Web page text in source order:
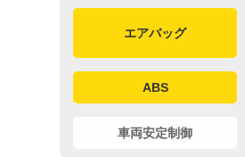
エアバッグ
ABS
車両安定制御